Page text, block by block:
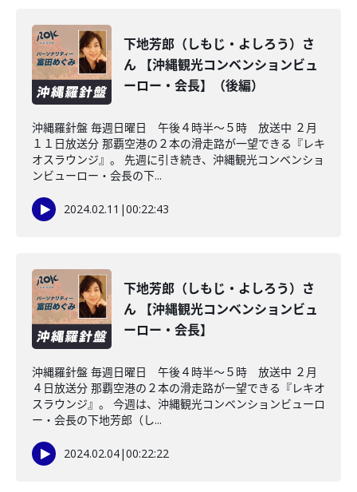
下地芳郎（しもじ・よしろう）さ
ん 【沖縄観光コンベンションビュ
ーロー・会長】（後編）
沖縄羅針盤 毎週日曜日 午後４時半～５時 放送中 ２月
１１日放送分 那覇空港の２本の滑走路が一望できる『レキ
オスラウンジ』。 先週に引き続き、沖縄観光コンベンショ
ンビューロー・会長の下...
2024.02.11 |00:22:43
下地芳郎（しもじ・よしろう）さ
ん 【沖縄観光コンベンションビュ
ーロー・会長】
沖縄羅針盤 毎週日曜日 午後４時半～５時 放送中 ２月
４日放送分 那覇空港の２本の滑走路が一望できる『レキオ
スラウンジ』。 今週は、沖縄観光コンベンションビューロ
ー・会長の下地芳郎（し...
2024.02.04|00:22:22